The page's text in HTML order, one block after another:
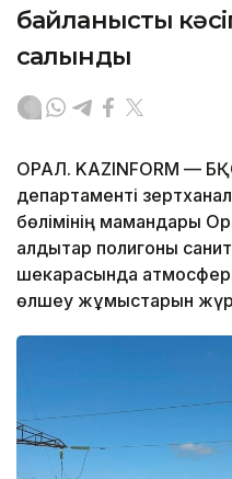
байланысты
салынды
ОРАЛ. KAZINFORM —
департаменті
бөлімінің мамандары
қалдықтар полигоны
шекарасында
өлшеу жұмыстарын